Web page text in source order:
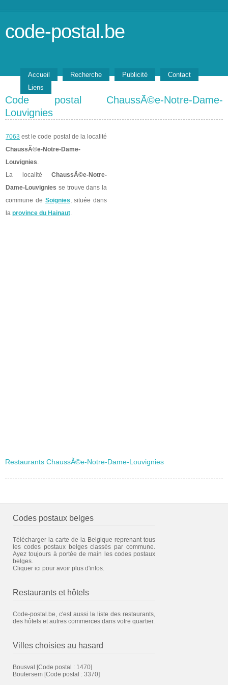
code-postal.be
Accueil Recherche Publicité
Contact
Liens
Code postal ChaussÃ©e-Notre-Dame-
Louvignies
7063 est le code postal de la localité
ChaussÃ©e-Notre-Dame-
Louvignies.
La localité ChaussÃ©e-Notre-
Dame-Louvignies se trouve dans la
commune de Soignies, située dans
la province du Hainaut.
Restaurants ChaussÃ©e-Notre-Dame-Louvignies
Codes postaux belges
Télécharger la carte de la Belgique reprenant tous
les codes postaux belges classés par commune.
Ayez toujours à portée de main les codes postaux
belges.
Cliquer ici pour avoir plus d'infos.
Restaurants et hôtels
Code-postal.be, c'est aussi la liste des restaurants,
des hôtels et autres commerces dans votre quartier.
Villes choisies au hasard
Bousval [Code postal : 1470]
Boutersem [Code postal : 3370]